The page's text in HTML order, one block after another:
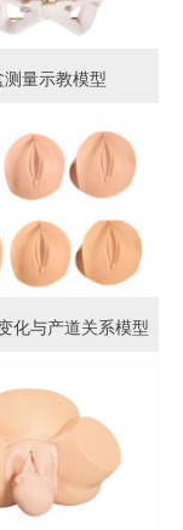
测量示教模型
化与产道关系模型